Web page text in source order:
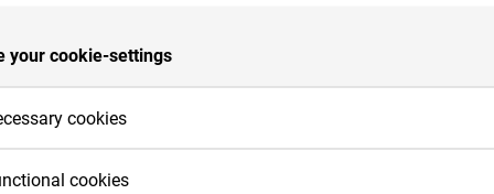
i enlighet med valberedningens förslag, att arvodet till
om nyemission
i enlighet med styrelsens förslag, om bemyndigande
intill tiden för nästa årsstämma, vid ett eller
av aktier med eller utan avvikelse från aktieägarnas
your cookie-settings
cookies
cookies are cookies that must be placed for basic
on the website. Basic functions are, for example, cookies
cookies